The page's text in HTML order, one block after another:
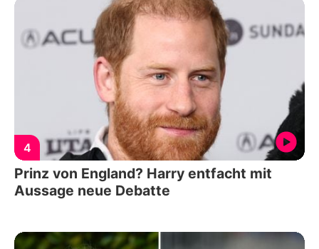
4
Prinz von England? Harry entfacht mit
Aussage neue Debatte